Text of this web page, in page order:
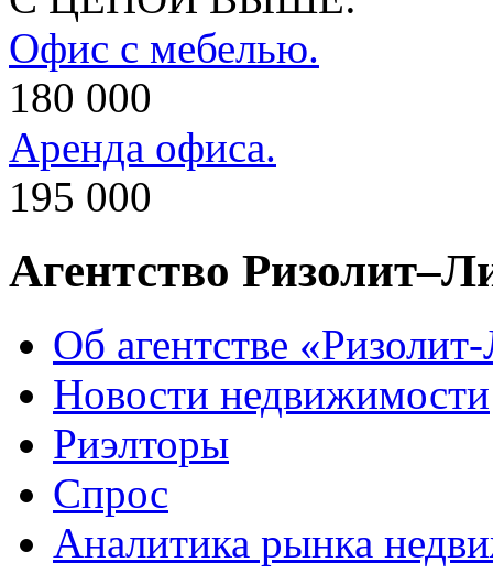
Офис с мебелью.
180 000
Аренда офиса.
195 000
Агентство
Об агентстве
Новости недвижимости
Риэлторы
Спрос
Аналитика рынка